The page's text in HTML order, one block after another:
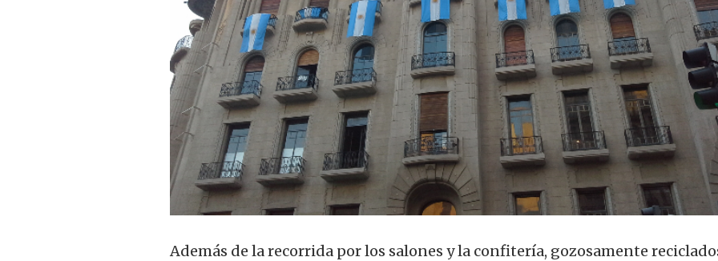
Además de la recorrida por los salones y la confitería, gozosamente